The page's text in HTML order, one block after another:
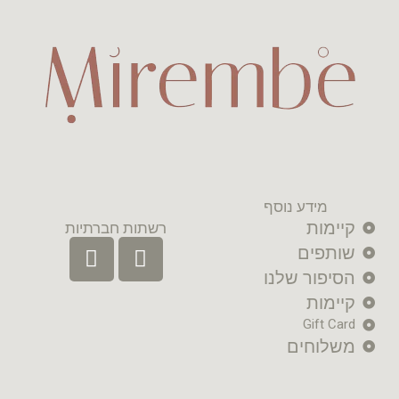
מידע נוסף
קיימות
שותפים
הסיפור שלנו
קיימות
Gift Card
משלוחים
רשתות חברתיות